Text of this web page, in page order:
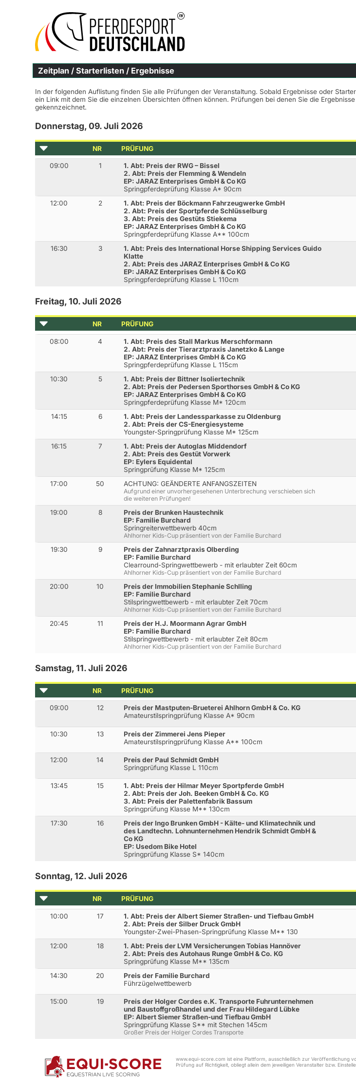
Zeitplan / Starterlisten / Ergebnisse
In der folgenden Auflistung finden Sie alle Prüfungen der Veranstaltung. Sobald Ergebnisse oder
ein Link mit dem Sie die einzelnen Übersichten öffnen können. Prüfungen bei denen Sie die
gekennzeichnet.
Donnerstag, 09. Juli 2026
NR PRÜFUNG
09:00 1
1. Abt: Preis der RWG – Bissel
2. Abt: Preis der Flemming & Wendeln
EP: JARAZ Enterprises GmbH & Co KG
Springpferdeprüfung Klasse A* 90cm
12:00 2
1. Abt: Preis der Böckmann Fahrzeugwerke GmbH
2. Abt: Preis der Sportpferde Schlüsselburg
3. Abt: Preis des Gestüts Stiekema
EP: JARAZ Enterprises GmbH & Co KG
Springpferdeprüfung Klasse A** 100cm
16:30 3
1. Abt: Preis des International Horse Shipping Services Guido
Klatte
2. Abt: Preis des JARAZ Enterprises GmbH & Co KG
EP: JARAZ Enterprises GmbH & Co KG
Springpferdeprüfung Klasse L 110cm
Freitag, 10. Juli 2026
NR PRÜFUNG
08:00 4
1. Abt: Preis des Stall Markus Merschformann
2. Abt: Preis der Tierarztpraxis Janetzko & Lange
EP: JARAZ Enterprises GmbH & Co KG
Springpferdeprüfung Klasse L 115cm
10:30 5
1. Abt: Preis der Bittner Isoliertechnik
2. Abt: Preis der Pedersen Sporthorses GmbH & Co KG
EP: JARAZ Enterprises GmbH & Co KG
Springpferdeprüfung Klasse M* 120cm
14:15 6
1. Abt: Preis der Landessparkasse zu Oldenburg
2. Abt: Preis der CS-Energiesysteme
Youngster-Springprüfung Klasse M* 125cm
16:15 7
1. Abt: Preis der Autoglas Middendorf
2. Abt: Preis des Gestüt Vorwerk
EP: Eylers Equidental
Springprüfung Klasse M* 125cm
17:00 50 ACHTUNG: GEÄNDERTE ANFANGSZEITEN
Aufgrund einer unvorhergesehenen Unterbrechung verschieben sich
die weiteren Prüfungen!
19:00 8
Preis der Brunken Haustechnik
EP: Familie Burchard
Springreiterwettbewerb 40cm
Ahlhorner Kids-Cup präsentiert von der Familie Burchard
19:30 9
Preis der Zahnarztpraxis Olberding
EP: Familie Burchard
Clearround-Springwettbewerb - mit erlaubter Zeit 60cm
Ahlhorner Kids-Cup präsentiert von der Familie Burchard
20:00 10
Preis der Immobilien Stephanie Schlling
EP: Familie Burchard
Stilspringwettbewerb - mit erlaubter Zeit 70cm
Ahlhorner Kids-Cup präsentiert von der Familie Burchard
20:45 11
Preis der H.J. Moormann Agrar GmbH
EP: Familie Burchard
Stilspringwettbewerb - mit erlaubter Zeit 80cm
Ahlhorner Kids-Cup präsentiert von der Familie Burchard
Samstag, 11. Juli 2026
NR PRÜFUNG
09:00 12
Preis der Mastputen-Brueterei Ahlhorn GmbH & Co. KG
Amateurstilspringprüfung Klasse A* 90cm
10:30 13
Preis der Zimmerei Jens Pieper
Amateurstilspringprüfung Klasse A** 100cm
12:00 14
Preis der Paul Schmidt GmbH
Springprüfung Klasse L 110cm
13:45 15
1. Abt: Preis der Hilmar Meyer Sportpferde GmbH
2. Abt: Preis der Joh. Beeken GmbH & Co. KG
3. Abt: Preis der Palettenfabrik Bassum
Springprüfung Klasse M** 130cm
17:30 16
Preis der Ingo Brunken GmbH - Kälte- und Klimatechnik und
des Landtechn. Lohnunternehmen Hendrik Schmidt GmbH &
Co KG
EP: Usedom Bike Hotel
Springprüfung Klasse S* 140cm
Sonntag, 12. Juli 2026
NR PRÜFUNG
10:00 17
1. Abt: Preis der Albert Siemer Straßen- und Tiefbau GmbH
2. Abt: Preis der Silber Druck GmbH
Youngster-Zwei-Phasen-Springprüfung Klasse M** 130
12:00 18
1. Abt: Preis der LVM Versicherungen Tobias Hannöver
2. Abt: Preis des Autohaus Runge GmbH & Co. KG
Springprüfung Klasse M** 135cm
14:30 20
Preis der Familie Burchard
Führzügelwettbewerb
15:00 19
Preis der Holger Cordes e.K. Transporte Fuhrunternehmen
und Baustoffgroßhandel und der Frau Hildegard Lübke
EP: Albert Siemer Straßen-und Tiefbau GmbH
Springprüfung Klasse S** mit Stechen 145cm
Großer Preis der Holger Cordes Transporte
www.equi-score.com ist eine Plattform, ausschließlich zur Veröffentlichung
Prüfung auf Richtigkeit, obliegt allein dem jeweiligen Veranstalter bzw.